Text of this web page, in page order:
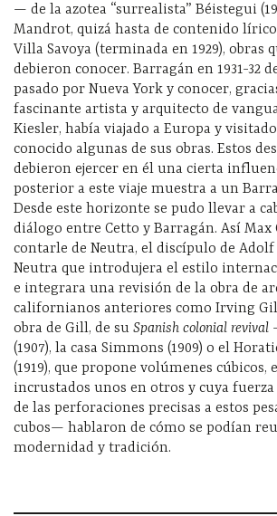
— de la azotea “surrealista” Béistegui
Mandrot, quizá hasta de contenido lírico
Villa Savoya (terminada en 1929), obras
debieron conocer. Barragán en 1931-32
pasado por Nueva York y conocer,
fascinante artista y arquitecto de
Kiesler, había viajado a Europa y
conocido algunas de sus obras. Estos
debieron ejercer en él una cierta
posterior a este viaje muestra a un
Desde este horizonte se pudo llevar a
diálogo entre Cetto y Barragán. Así Max
contarle de Neutra, el discípulo de Adolf
Neutra que introdujera el estilo
e integrara una revisión de la obra de
californianos anteriores como Irving
obra de Gill, de su Spanish colonial revival
(1907), la casa Simmons (1909) o el
(1919), que propone volúmenes cúbicos,
incrustados unos en otros y cuya
de las perforaciones precisas a estos
cubos— hablaron de cómo se podían
modernidad y tradición.